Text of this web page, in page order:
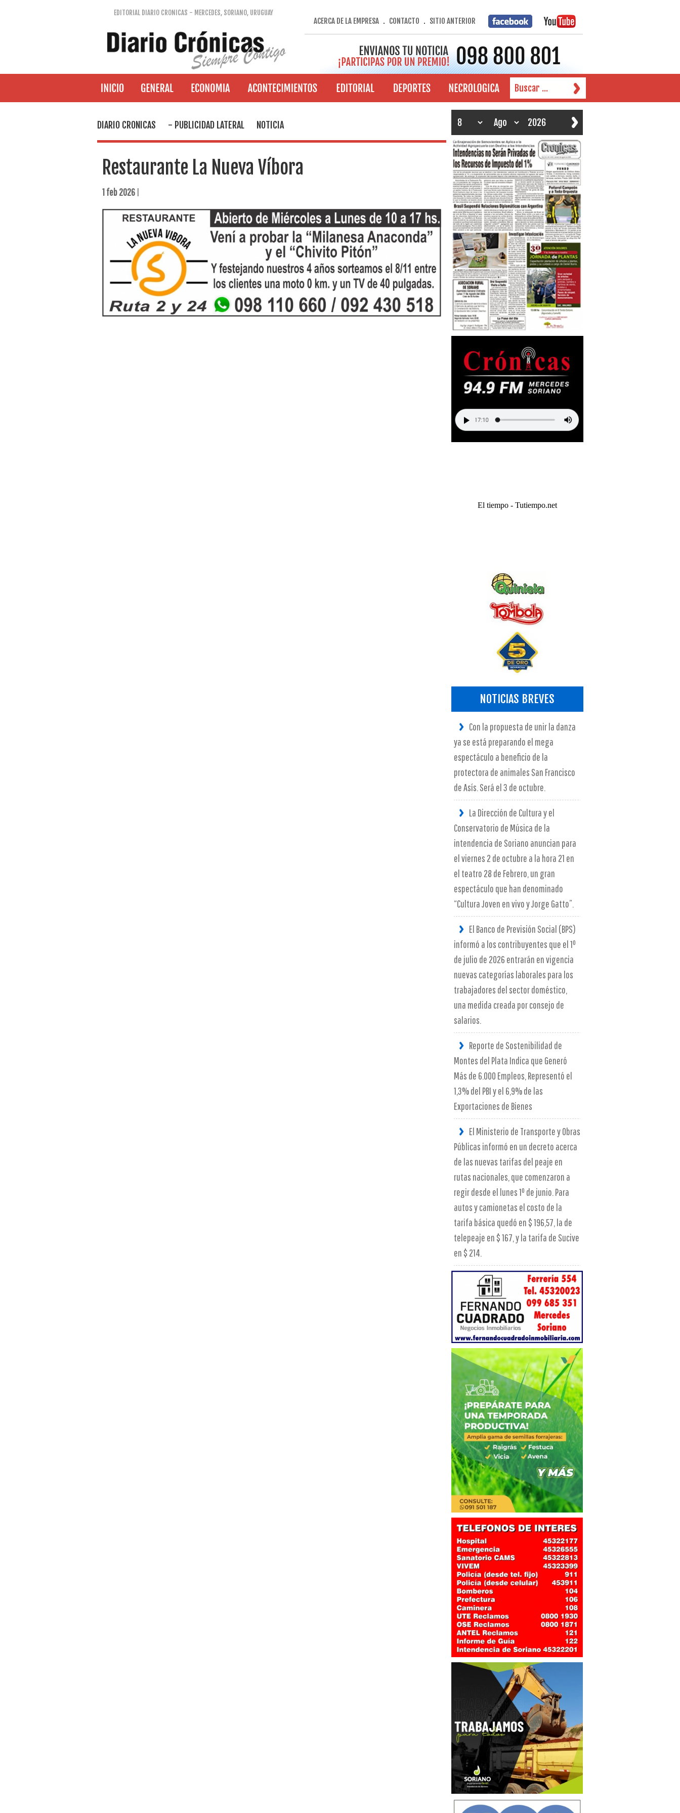
EDITORIAL DIARIO CRONICAS - MERCEDES, SORIANO, URUGUAY
ACERCA DE LA EMPRESA. CONTACTO . SITIO ANTERIOR
DIARIO CRONICAS - PUBLICIDAD LATERAL NOTICIA
Restaurante La Nueva Víbora
1 feb 2026|
El tiempo - Tutiempo.net
NOTICIAS BREVES
Con la propuesta de unir la danza
ya se está preparando el mega
espectáculo a beneficio de la
protectora de animales San Francisco
de Asís. Será el 3 de octubre.
La Dirección de Cultura y el
Conservatorio de Música de la
intendencia de Soriano anuncian para
el viernes 2 de octubre a la hora 21 en
el teatro 28 de Febrero, un gran
espectáculo que han denominado
“Cultura Joven en vivo y Jorge Gatto”.
El Banco de Previsión Social (BPS)
informó a los contribuyentes que el 1º
de julio de 2026 entrarán en vigencia
nuevas categorías laborales para los
trabajadores del sector doméstico,
una medida creada por consejo de
salarios.
Reporte de Sostenibilidad de
Montes del Plata Indica que Generó
Más de 6.000 Empleos, Representó el
1,3% del PBI y el 6,9% de las
Exportaciones de Bienes
El Ministerio de Transporte y Obras
Públicas informó en un decreto acerca
de las nuevas tarifas del peaje en
rutas nacionales, que comenzaron a
regir desde el lunes 1º de junio. Para
autos y camionetas el costo de la
tarifa básica quedó en $ 196,57, la de
telepeaje en $ 167, y la tarifa de Sucive
en $ 214.